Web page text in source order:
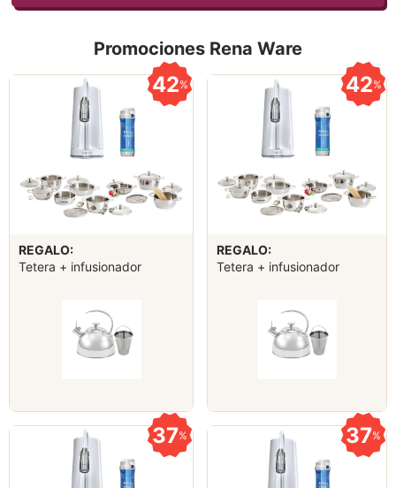
Promociones Rena Ware
42%
REGALO:
Tetera + infusionador
42%
REGALO:
Tetera + infusionador
37% 37%